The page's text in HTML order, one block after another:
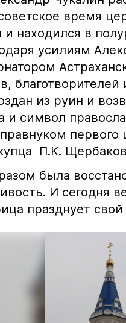
время
находился в
усилиям
из руин и
и символ
первого
П.К.
была
И сегодня
празднует